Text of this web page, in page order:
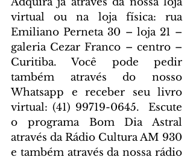
virtual ou na loja física: rua
Emiliano Perneta 30 – loja 21 –
galeria Cezar Franco – centro –
Curitiba. Você pode pedir
também através do nosso
Whatsapp e receber seu livro
virtual: (41) 99719-0645.
Escute
o programa Bom Dia Astral
através da Rádio Cultura AM 930
e também através da nossa rádio